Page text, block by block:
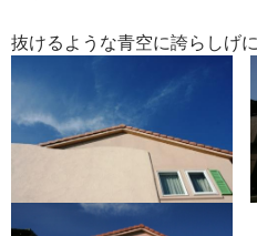
抜けるような青空に誇らしげ